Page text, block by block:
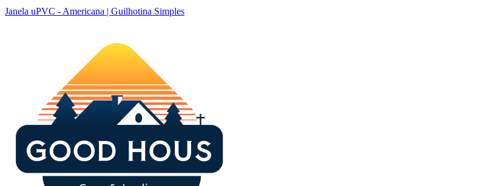
Janela uPVC - Americana | Guilhotina Simples